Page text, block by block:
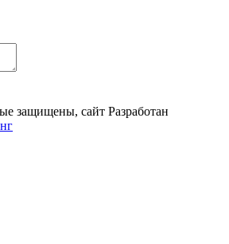
защищены, сайт Разработан